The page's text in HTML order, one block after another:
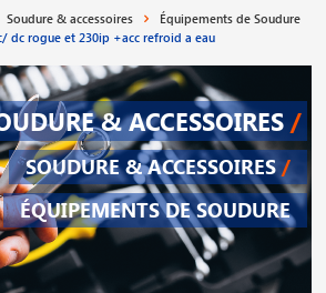
Soudure & accessoires
Équipements de Soudure
dc rogue et 230ip +acc refroid a eau
& ACCESSOIRES /
SOUDURE & ACCESSOIRES /
ÉQUIPEMENTS DE SOUDURE